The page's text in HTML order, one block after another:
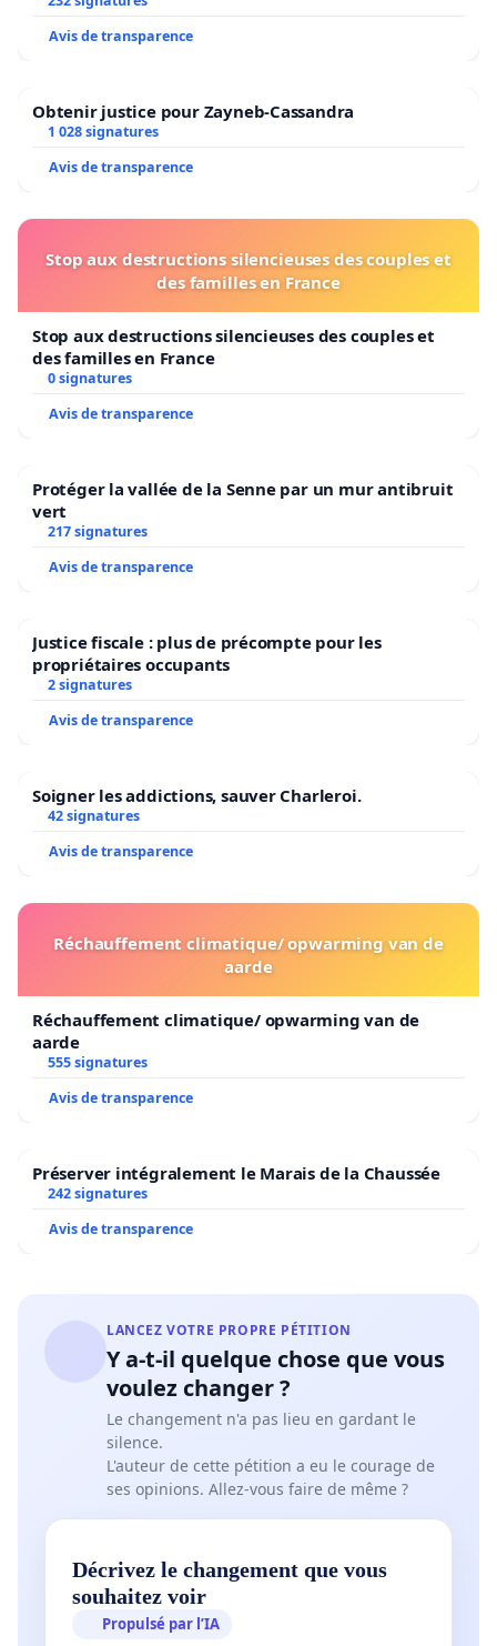
Avis de transparence
Obtenir justice pour Zayneb-Cassandra
1 028 signatures
Avis de transparence
Stop aux destructions silencieuses des couples et
des familles en France
Stop aux destructions silencieuses des couples et
des familles en France
0 signatures
Avis de transparence
Protéger la vallée de la Senne par un mur antibruit
vert
217 signatures
Avis de transparence
Justice fiscale : plus de précompte pour les
propriétaires occupants
2 signatures
Avis de transparence
Soigner les addictions, sauver Charleroi.
42 signatures
Avis de transparence
Réchauffement climatique/ opwarming van de
aarde
Réchauffement climatique/ opwarming van de
aarde
555 signatures
Avis de transparence
Préserver intégralement le Marais de la Chaussée
242 signatures
Avis de transparence
LANCEZ VOTRE PROPRE PÉTITION
Y a-t-il quelque chose que vous
voulez changer ?
Le changement n'a pas lieu en gardant le
silence.
L'auteur de cette pétition a eu le courage de
ses opinions. Allez-vous faire de même ?
Décrivez le changement que vous
souhaitez voir
Propulsé par l’IA